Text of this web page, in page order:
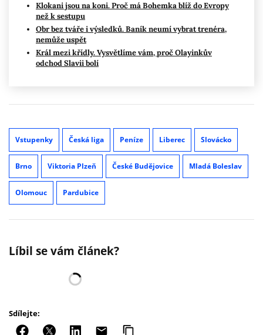
Klokani jsou na koni. Proč má Bohemka blíž do Evropy
než k sestupu
Obr bez tváře i výsledků. Baník neumí vybrat trenéra,
nemůže uspět
Král mezi křídly. Vysvětlíme vám, proč Olayinkův
odchod Slavii bolí
Vstupenky Česká liga Peníze Liberec Slovácko
Brno Viktoria Plzeň České Budějovice Mladá Boleslav
Olomouc Pardubice
Líbil se vám článek?
Sdílejte: